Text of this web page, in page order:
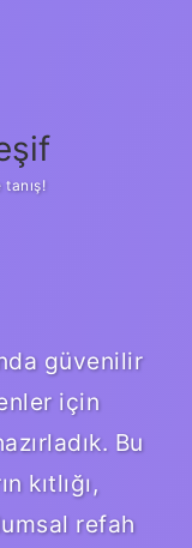
güvenilir
için
Bu
kıtlığı,
refah